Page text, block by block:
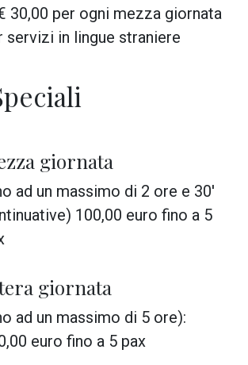
30,00 per ogni mezza giornata
servizi in lingue straniere
giornata
ad un massimo di 2 ore e 30'
100,00 euro fino a 5
giornata
ad un massimo di 5 ore):
euro fino a 5 pax